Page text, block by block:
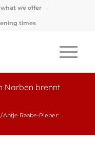
what we offer
times
Narben brennt
/Antje Raabe-Pieper: …